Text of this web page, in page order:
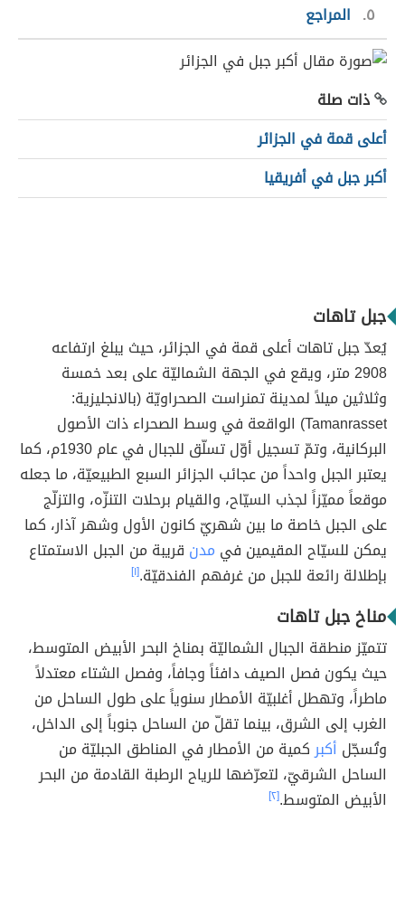
٥
المراجع
ذات صلة
أعلى قمة في الجزائر
أكبر جبل في أفريقيا
جبل تاهات
يُعدّ جبل تاهات أعلى قمة في الجزائر، حيث يبلغ ارتفاعه
2908 متر، ويقع في الجهة الشماليّة على بعد خمسة
وثلاثين ميلاً لمدينة تمنراست الصحراويّة (بالانجليزية:
Tamanrasset) الواقعة في وسط الصحراء ذات الأصول
البركانية، وتمّ تسجيل أوّل تسلّق للجبال في عام 1930م، كما
يعتبر الجبل واحداً من عجائب الجزائر السبع الطبيعيّة، ما جعله
موقعاً مميّزاً لجذب السيّاح، والقيام برحلات التنزّه، والتزلّج
على الجبل خاصة ما بين شهريّ كانون الأول وشهر آذار، كما
يمكن للسيّاح المقيمين في مدن قريبة من الجبل الاستمتاع
بإطلالة رائعة للجبل من غرفهم الفندقيّة.[١]
مناخ جبل تاهات
تتميّز منطقة الجبال الشماليّة بمناخ البحر الأبيض المتوسط،
حيث يكون فصل الصيف دافئاً وجافاً، وفصل الشتاء معتدلاً
ماطراً، وتهطل أغلبيّة الأمطار سنوياً على طول الساحل من
الغرب إلى الشرق، بينما تقلّ من الساحل جنوباً إلى الداخل،
وتُسجّل أكبركمية من الأمطار في المناطق الجبليّة من
الساحل الشرقيّ، لتعرّضها للرياح الرطبة القادمة من البحر
الأبيض المتوسط.[٢]